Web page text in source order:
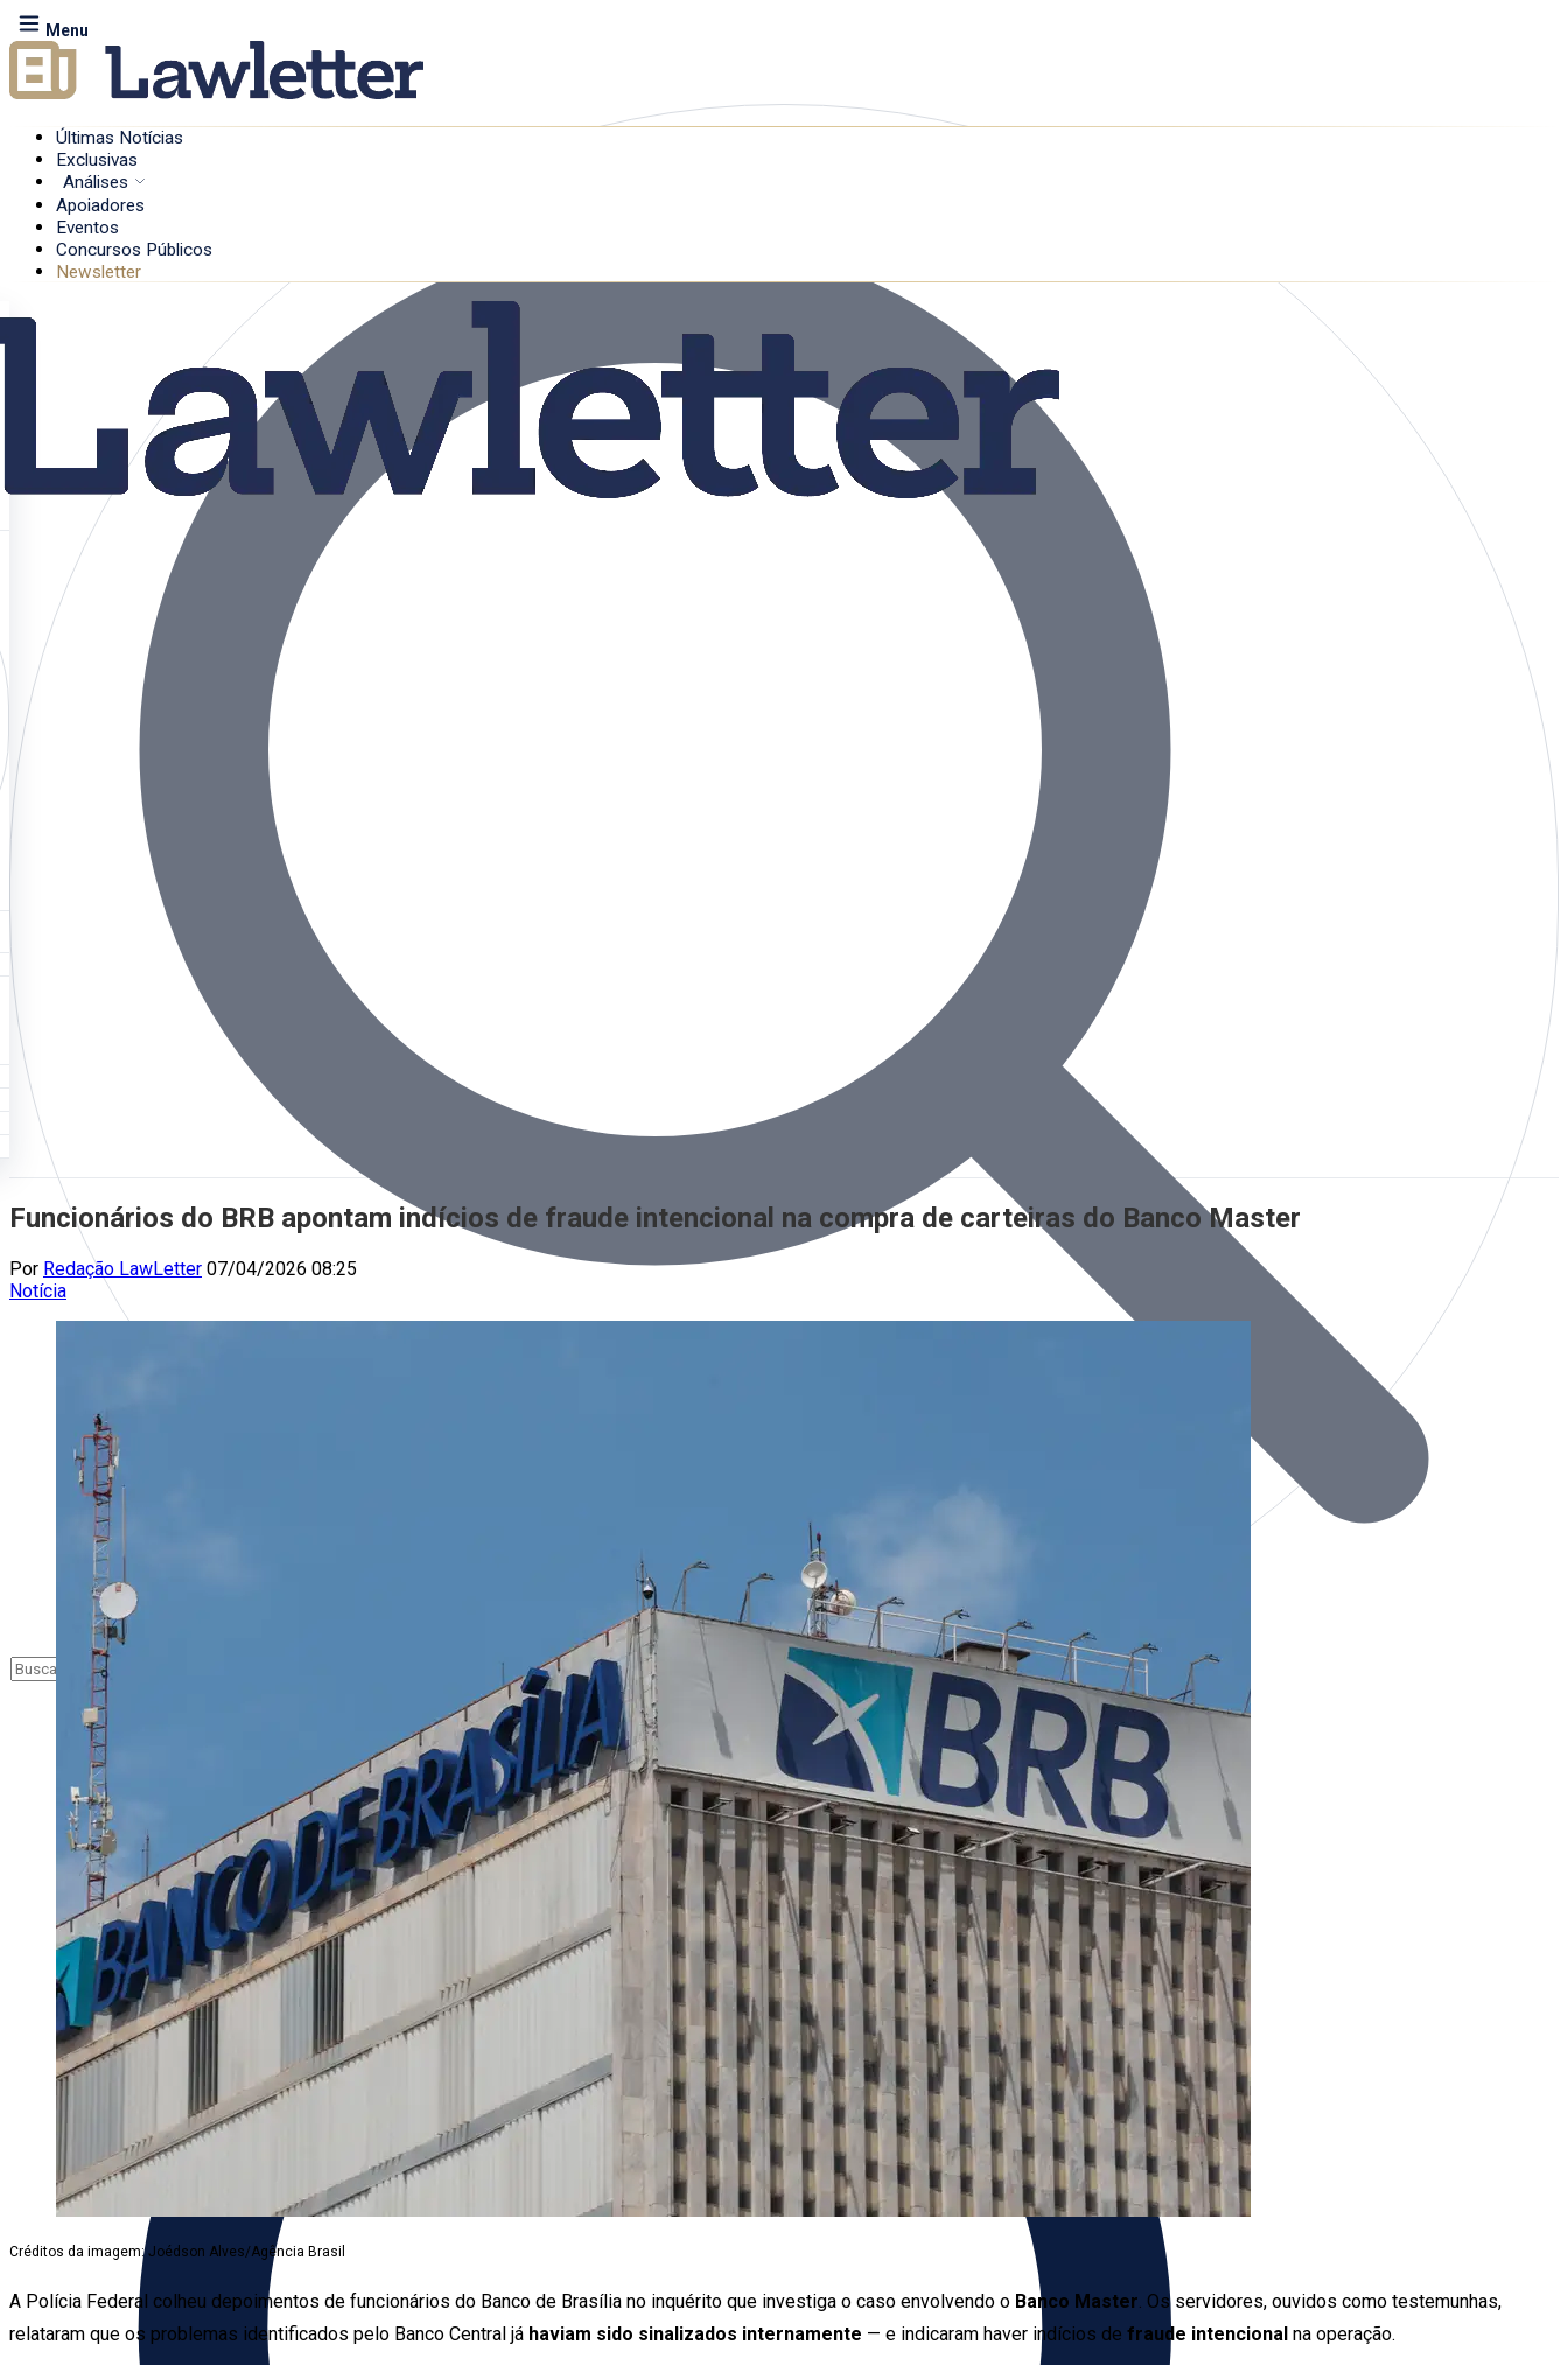
Menu
Últimas Notícias
Exclusivas
Análises
Apoiadores
Eventos
Concursos Públicos
Newsletter
Funcionários do BRB apontam indícios de fraude intencional na compra de carteiras do Banco Master
Por Redação LawLetter 07/04/2026 08:25
Notícia
Créditos da imagem: Joédson Alves/Agência Brasil
A Polícia Federal colheu depoimentos de funcionários do Banco de Brasília no inquérito que investiga o caso envolvendo o Banco Master. Os servidores, ouvidos como testemunhas,
relataram que os problemas identificados pelo Banco Central já haviam sido sinalizados internamente — e indicaram haver indícios de fraude intencional na operação.